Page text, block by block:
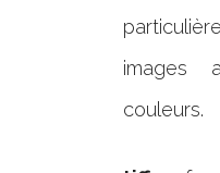
images
couleurs.